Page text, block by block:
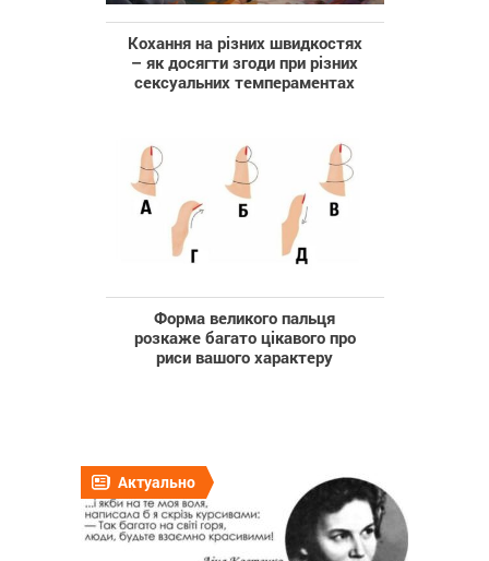
Кохання на різних швидкостях
– як досягти згоди при різних
сексуальних темпераментах
Форма великого пальця
розкаже багато цікавого про
риси вашого характеру
Актуально